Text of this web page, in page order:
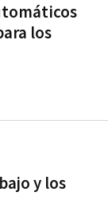
los
y los